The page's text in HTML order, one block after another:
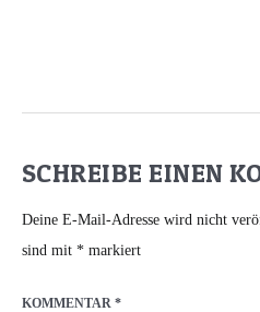
SCHREIBE EINEN
Deine E-Mail-Adresse wird nicht
sind mit * markiert
KOMMENTAR *